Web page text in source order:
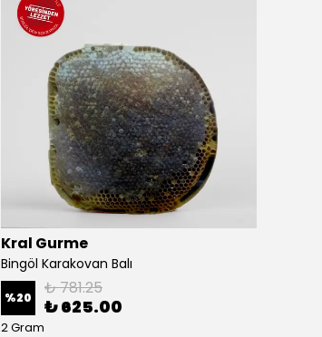
Kral Gurme
Bingöl Karakovan Balı
%20 ₺ 781.25
₺ 625.00
2 Gram